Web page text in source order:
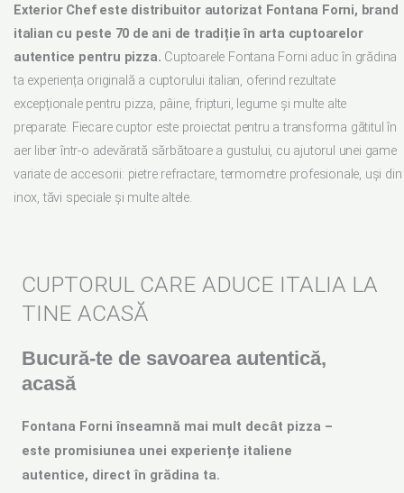
Exterior Chef este distribuitor autorizat Fontana Forni, brand
italian cu peste 70 de ani de tradiție în arta cuptoarelor
autentice pentru pizza. Cuptoarele Fontana Forni aduc în grădina
ta experiența originală a cuptorului italian, oferind rezultate
excepționale pentru pizza, pâine, fripturi, legume și multe alte
preparate. Fiecare cuptor este proiectat pentru a transforma gătitul în
aer liber într-o adevărată sărbătoare a gustului, cu ajutorul unei game
variate de accesorii: pietre refractare, termometre profesionale, uși din
inox, tăvi speciale și multe altele.
CUPTORUL CARE ADUCE ITALIA LA
TINE ACASĂ
Bucură-te de savoarea autentică,
acasă
Fontana Forni înseamnă mai mult decât pizza –
este promisiunea unei experiențe italiene
autentice, direct în grădina ta.